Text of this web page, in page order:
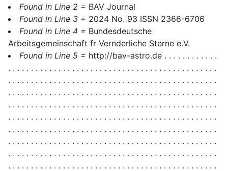
Found in Line 2 = BAV Journal
Found in Line 3 = 2024 No. 93 ISSN 2366-6706
Found in Line 4 = Bundesdeutsche
Arbeitsgemeinschaft fr Vernderliche Sterne e.V.
Found in Line 5 = http://bav-astro.de . . . . . . . . . . . .
. . . . . . . . . . . . . . . . . . . . . . . . . . . . . . . . . . . . . . . . . . . . . .
. . . . . . . . . . . . . . . . . . . . . . . . . . . . . . . . . . . . . . . . . . . . . .
. . . . . . . . . . . . . . . . . . . . . . . . . . . . . . . . . . . . . . . . . . . . . .
. . . . . . . . . . . . . . . . . . . . . . . . . . . . . . . . . . . . . . . . . . . . . .
. . . . . . . . . . . . . . . . . . . . . . . . . . . . . . . . . . . . . . . . . . . . . .
. . . . . . . . . . . . . . . . . . . . . . . . . . . . . . . . . . . . . . . . . . . . . .
. . . . . . . . . . . . . . . . . . . . . . . . . . . . . . . . . . . . . . . . . . . . . .
. . . . . . . . . . . . . . . . . . . . . . . . . . . . . . . . . . . . . . . . . . . . . .
. . . . . . . . . . . . . . . . . . . . . . . . . . . . . . . . . . . . . . . . . . . . . .